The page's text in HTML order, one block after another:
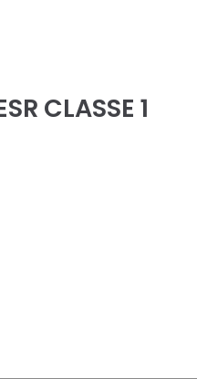
CLASSE 1